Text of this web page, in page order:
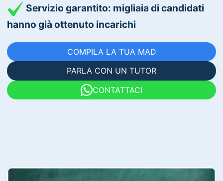
Servizio garantito: migliaia di candidati
hanno già ottenuto incarichi
COMPILA LA TUA MAD
PARLA CON UN TUTOR
CONTATTACI